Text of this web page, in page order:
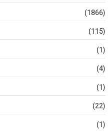
(1866)
(115)
(1)
(4)
(1)
(22)
(1)